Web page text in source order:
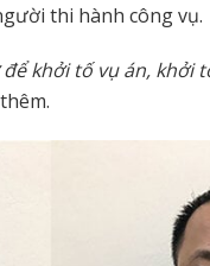
thi hành công vụ.
khởi tố vụ án, khởi